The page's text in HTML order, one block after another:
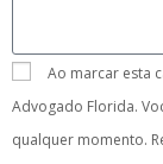
Ao marcar esta
Advogado Florida.
qualquer momento.